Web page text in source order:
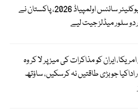
انٹرنیشنل نیوکلیئر سائنس اولمپیاڈ 2026، پاکستان نے
دو سلور میڈلز جیت لیے
ایران کو مذاکرات کی میز پر لا کر وہ
اداکیا جو بڑی طاقتیں نہ کرسکیں، ساؤتھ